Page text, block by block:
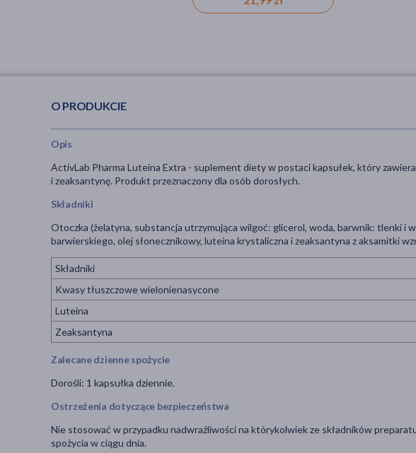
O PRODUKCIE
Opis
ActivLab Pharma Luteina Extra - suplement diety w postaci kapsułek, który
i zeaksantynę. Produkt przeznaczony dla osób dorosłych.
Składniki
Otoczka (żelatyna, substancja utrzymująca wilgoć: glicerol, woda, barwnik: tlenki i
barwierskiego, olej słonecznikowy, luteina krystaliczna i zeaksantyna z aksamitki
Składniki
Kwasy tłuszczowe wielonienasycone
Luteina
Zeaksantyna
Zalecane dzienne spożycie
Dorośli: 1 kapsułka dziennie.
Ostrzeżenia dotyczące bezpieczeństwa
Nie stosować w przypadku nadwrażliwości na którykolwiek ze składników
spożycia w ciągu dnia.